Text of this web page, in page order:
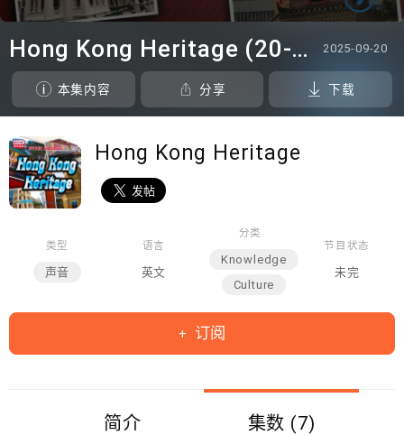
seconds
of
28
minutes,
59
seconds
Hong Kong Heritage (20-9-25) 2025-09-20
本集内容 分享 下载
Hong Kong Heritage
类型
声音
语言
英文
分类
Knowledge
Culture
节目状态
未完
订阅
简介 集数 (7)